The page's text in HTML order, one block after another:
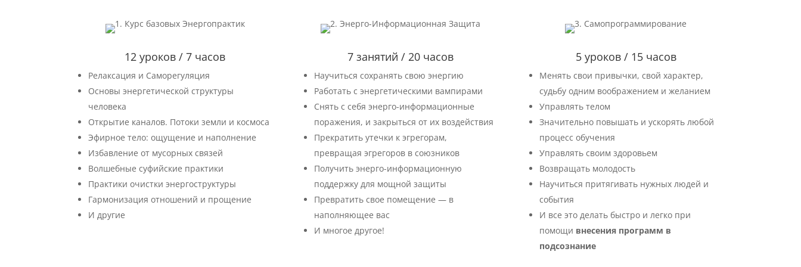
12 уроков / 7 часов
Релаксация и Саморегуляция
Основы энергетической структуры
человека
Открытие каналов. Потоки земли и космоса
Эфирное тело: ощущение и наполнение
Избавление от мусорных связей
Волшебные суфийские практики
Практики очистки энергоструктуры
Гармонизация отношений и прощение
И другие
7 занятий / 20 часов
Научиться сохранять свою энергию
Работать с энергетическими вампирами
Снять с себя энерго-информационные
поражения, и закрыться от их воздействия
Прекратить утечки к эгрегорам,
превращая эгрегоров в союзников
Получить энерго-информационную
поддержку для мощной защиты
Превратить свое помещение — в
наполняющее вас
И многое другое!
5 уроков / 15 часов
Менять свои привычки, свой характер,
судьбу одним воображением и желанием
Управлять телом
Значительно повышать и ускорять любой
процесс обучения
Управлять своим здоровьем
Возвращать молодость
Научиться притягивать нужных людей и
события
И все это делать быстро и легко при
помощи внесения программ в
подсознание